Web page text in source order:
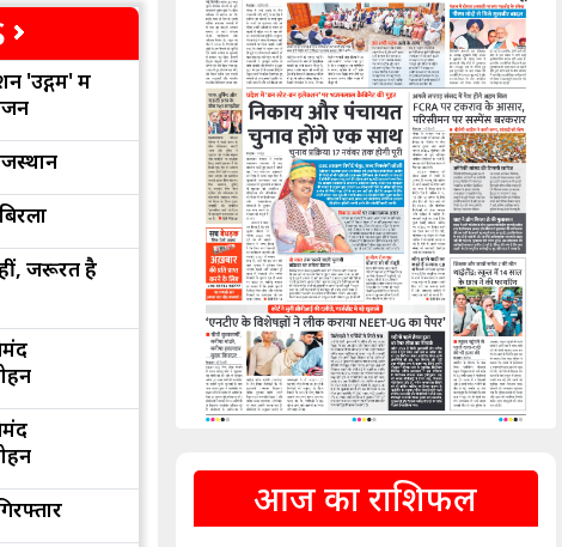
'उद्गम' में
जरूरत है
आज का राशिफल